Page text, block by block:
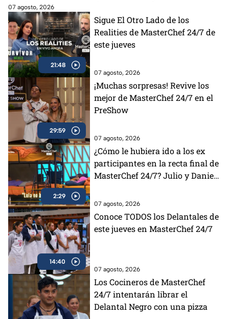
07 agosto, 2026
21:48
Sigue El Otro Lado de los
Realities de MasterChef 24/7 de
este jueves
07 agosto, 2026
29:59
¡Muchas sorpresas! Revive los
mejor de MasterChef 24/7 en el
PreShow
07 agosto, 2026
2:29
¿Cómo le hubiera ido a los ex
participantes en la recta final de
MasterChef 24/7? Julio y Daniela
07 agosto, 2026
14:40
Conoce TODOS los Delantales de
este jueves en MasterChef 24/7
07 agosto, 2026
Los Cocineros de MasterChef
24/7 intentarán librar el
Delantal Negro con una pizza